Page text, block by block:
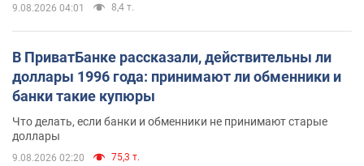
9.08.2026 04:01 8,4 т.
В ПриватБанке рассказали, действительны ли
доллары 1996 года: принимают ли обменники и
банки такие купюры
Что делать, если банки и обменники не принимают старые
доллары
9.08.2026 02:20 75,3 т.